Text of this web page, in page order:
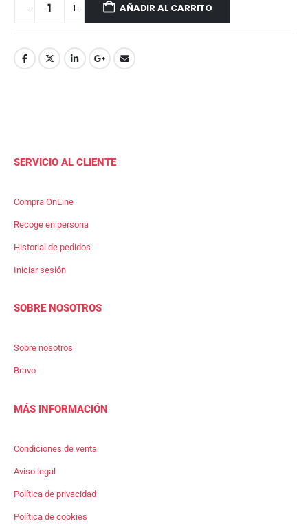
AÑADIR AL CARRITO
SERVICIO AL CLIENTE
Compra OnLine
Recoge en persona
Historial de pedidos
Iniciar sesión
SOBRE NOSOTROS
Sobre nosotros
Bravo
MÁS INFORMACIÓN
Condiciones de venta
Aviso legal
Política de privacidad
Política de cookies